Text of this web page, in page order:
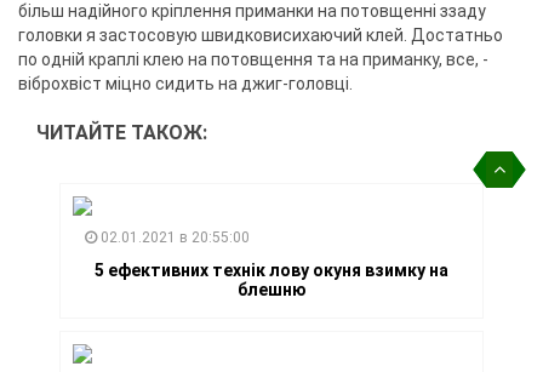
більш надійного кріплення приманки на потовщенні ззаду
головки я застосовую швидковисихаючий клей. Достатньо
по одній краплі клею на потовщення та на приманку, все, -
віброхвіст міцно сидить на джиг-головці.
ЧИТАЙТЕ ТАКОЖ:
02.01.2021 в 20:55:00
5 ефективних технік лову окуня взимку на
блешню